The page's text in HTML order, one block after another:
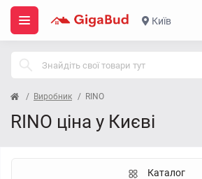
Київ
Виробник RINO
RINO ціна у Києві
Каталог